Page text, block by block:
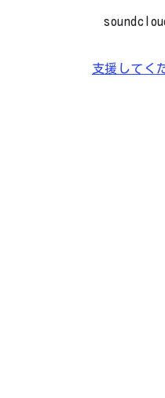
支援してく